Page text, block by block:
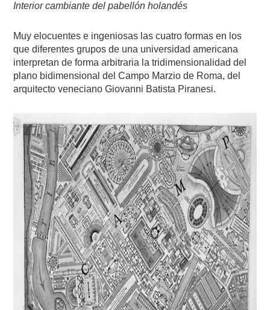
Interior cambiante del pabellón holandés
Muy elocuentes e ingeniosas las cuatro formas en los
que diferentes grupos de una universidad americana
interpretan de forma arbitraria la tridimensionalidad del
plano bidimensional del Campo Marzio de Roma, del
arquitecto veneciano Giovanni Batista Piranesi.